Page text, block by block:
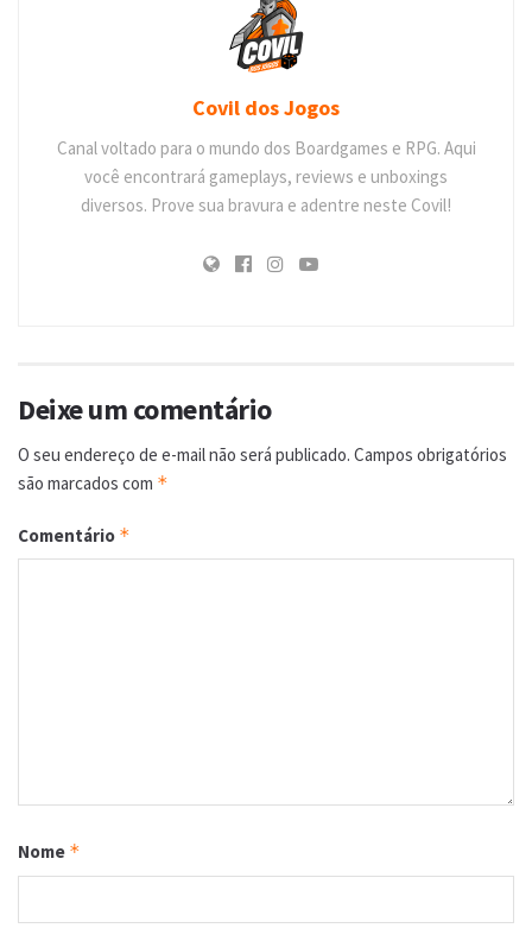
Covil dos Jogos
Canal voltado para o mundo dos Boardgames e RPG. Aqui
você encontrará gameplays, reviews e unboxings
diversos. Prove sua bravura e adentre neste Covil!
Deixe um comentário
O seu endereço de e-mail não será publicado. Campos obrigatórios
são marcados com *
Comentário *
Nome *